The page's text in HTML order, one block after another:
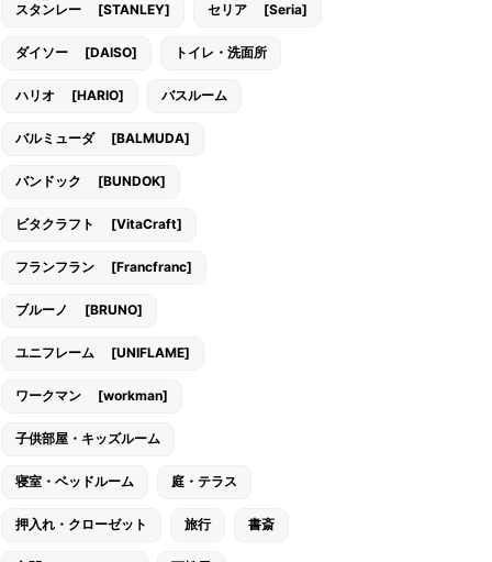
スタンレー [STANLEY] セリア [Seria]
ダイソー [DAISO] トイレ・洗面所
ハリオ [HARIO] バスルーム
バルミューダ [BALMUDA]
バンドック [BUNDOK]
ビタクラフト [VitaCraft]
フランフラン [Francfranc]
ブルーノ [BRUNO]
ユニフレーム [UNIFLAME]
ワークマン [workman]
子供部屋・キッズルーム
寝室・ベッドルーム 庭・テラス
押入れ・クローゼット 旅行 書斎